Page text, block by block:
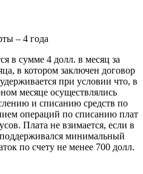
– 4 года
в сумме 4 долл. в месяц за
в котором заключен договор
при условии что, в
месяце осуществлялись
и списанию средств по
операций по списанию плат
Плата не взимается, если в
минимальный
по счету не менее 700 долл.